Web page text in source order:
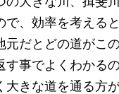
で、効率を考える
元だとどの道がこ
す事でよくわかる
大きな道を通る方